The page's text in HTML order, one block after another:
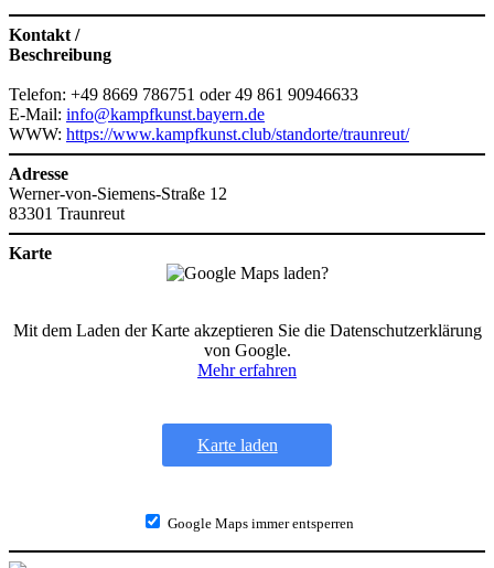
Kontakt /
Beschreibung
Telefon: +49 8669 786751 oder 49 861 90946633
E-Mail: info@kampfkunst.bayern.de
WWW: https://www.kampfkunst.club/standorte/traunreut/
Adresse
Werner-von-Siemens-Straße 12
83301 Traunreut
Karte
Mit dem Laden der Karte akzeptieren Sie die Datenschutzerklärung
von Google.
Mehr erfahren
Karte laden
Google Maps immer entsperren